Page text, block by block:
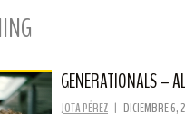
GENERATIONALS –
JOTA PÉREZ | DICIEMBRE 6,